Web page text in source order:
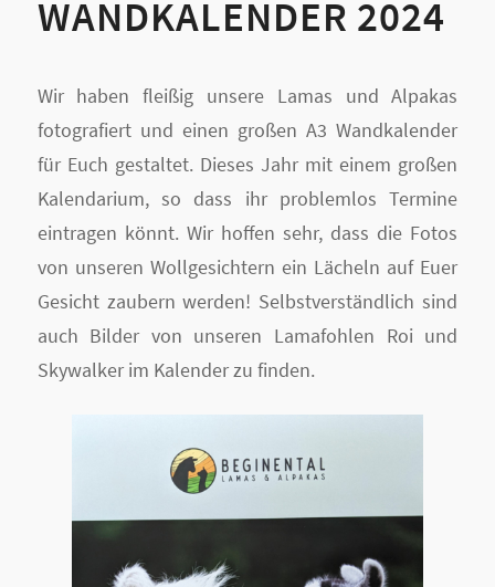
WANDKALENDER 2024
Wir haben fleißig unsere Lamas und Alpakas
fotografiert und einen großen A3 Wandkalender
für Euch gestaltet. Dieses Jahr mit einem großen
Kalendarium, so dass ihr problemlos Termine
eintragen könnt. Wir hoffen sehr, dass die Fotos
von unseren Wollgesichtern ein Lächeln auf Euer
Gesicht zaubern werden! Selbstverständlich sind
auch Bilder von unseren Lamafohlen Roi und
Skywalker im Kalender zu finden.